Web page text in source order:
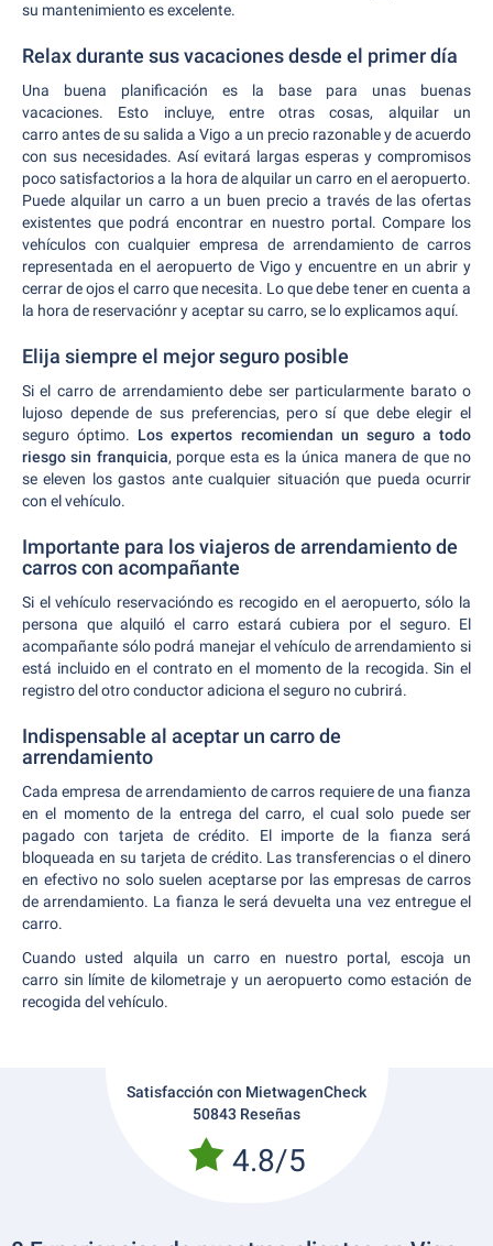
su mantenimiento es excelente.
Relax durante sus vacaciones desde el primer día
Una buena planificación es la base para unas buenas
vacaciones. Esto incluye, entre otras cosas, alquilar un
carro antes de su salida a Vigo a un precio razonable y de acuerdo
con sus necesidades. Así evitará largas esperas y compromisos
poco satisfactorios a la hora de alquilar un carro en el aeropuerto.
Puede alquilar un carro a un buen precio a través de las ofertas
existentes que podrá encontrar en nuestro portal. Compare los
vehículos con cualquier empresa de arrendamiento de carros
representada en el aeropuerto de Vigo y encuentre en un abrir y
cerrar de ojos el carro que necesita. Lo que debe tener en cuenta a
la hora de reservaciónr y aceptar su carro, se lo explicamos aquí.
Elija siempre el mejor seguro posible
Si el carro de arrendamiento debe ser particularmente barato o
lujoso depende de sus preferencias, pero sí que debe elegir el
seguro óptimo. Los expertos recomiendan un seguro a todo
riesgo sin franquicia, porque esta es la única manera de que no
se eleven los gastos ante cualquier situación que pueda ocurrir
con el vehículo.
Importante para los viajeros de arrendamiento de
carros con acompañante
Si el vehículo reservacióndo es recogido en el aeropuerto, sólo la
persona que alquiló el carro estará cubiera por el seguro. El
acompañante sólo podrá manejar el vehículo de arrendamiento si
está incluido en el contrato en el momento de la recogida. Sin el
registro del otro conductor adiciona el seguro no cubrirá.
Indispensable al aceptar un carro de
arrendamiento
Cada empresa de arrendamiento de carros requiere de una fianza
en el momento de la entrega del carro, el cual solo puede ser
pagado con tarjeta de crédito. El importe de la fianza será
bloqueada en su tarjeta de crédito. Las transferencias o el dinero
en efectivo no solo suelen aceptarse por las empresas de carros
de arrendamiento. La fianza le será devuelta una vez entregue el
carro.
Cuando usted alquila un carro en nuestro portal, escoja un
carro sin límite de kilometraje y un aeropuerto como estación de
recogida del vehículo.
Satisfacción con MietwagenCheck
50843 Reseñas
4.8/5